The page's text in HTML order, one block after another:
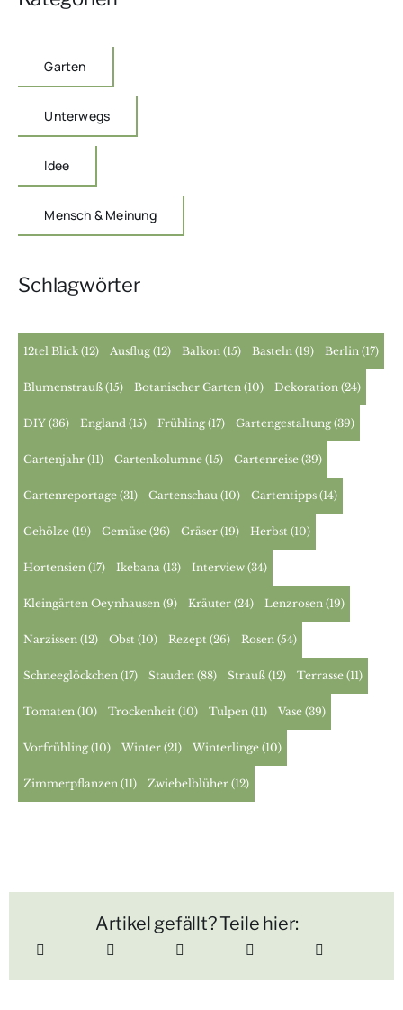
Garten
Unterwegs
Idee
Mensch & Meinung
Schlagwörter
12tel Blick (12) Ausflug (12) Balkon (15) Basteln (19) Berlin (17)
Blumenstrauß (15) Botanischer Garten (10) Dekoration (24)
DIY (36) England (15) Frühling (17) Gartengestaltung (39)
Gartenjahr (11) Gartenkolumne (15) Gartenreise (39)
Gartenreportage (31) Gartenschau (10) Gartentipps (14)
Gehölze (19) Gemüse (26) Gräser (19) Herbst (10)
Hortensien (17) Ikebana (13) Interview (34)
Kleingärten Oeynhausen (9) Kräuter (24) Lenzrosen (19)
Narzissen (12) Obst (10) Rezept (26) Rosen (54)
Schneeglöckchen (17) Stauden (88) Strauß (12) Terrasse (11)
Tomaten (10) Trockenheit (10) Tulpen (11) Vase (39)
Vorfrühling (10) Winter (21) Winterlinge (10)
Zimmerpflanzen (11) Zwiebelblüher (12)
Artikel gefällt? Teile hier: